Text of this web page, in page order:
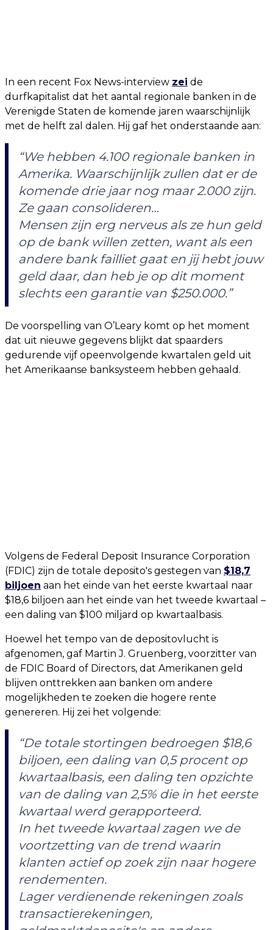
In een recent Fox News-interview zei de
durfkapitalist dat het aantal regionale banken in de
Verenigde Staten de komende jaren waarschijnlijk
met de helft zal dalen. Hij gaf het onderstaande aan:
“We hebben 4.100 regionale banken in
Amerika. Waarschijnlijk zullen dat er de
komende drie jaar nog maar 2.000 zijn.
Ze gaan consolideren…
Mensen zijn erg nerveus als ze hun geld
op de bank willen zetten, want als een
andere bank failliet gaat en jij hebt jouw
geld daar, dan heb je op dit moment
slechts een garantie van $250.000.”
De voorspelling van O’Leary komt op het moment
dat uit nieuwe gegevens blijkt dat spaarders
gedurende vijf opeenvolgende kwartalen geld uit
het Amerikaanse banksysteem hebben gehaald.
Volgens de Federal Deposit Insurance Corporation
(FDIC) zijn de totale deposito's gestegen van $18,7
biljoen aan het einde van het eerste kwartaal naar
$18,6 biljoen aan het einde van het tweede kwartaal –
een daling van $100 miljard op kwartaalbasis.
Hoewel het tempo van de depositovlucht is
afgenomen, gaf Martin J. Gruenberg, voorzitter van
de FDIC Board of Directors, dat Amerikanen geld
blijven onttrekken aan banken om andere
mogelijkheden te zoeken die hogere rente
genereren. Hij zei het volgende:
“De totale stortingen bedroegen $18,6
biljoen, een daling van 0,5 procent op
kwartaalbasis, een daling ten opzichte
van de daling van 2,5% die in het eerste
kwartaal werd gerapporteerd.
In het tweede kwartaal zagen we de
voortzetting van de trend waarin
klanten actief op zoek zijn naar hogere
rendementen.
Lager verdienende rekeningen zoals
transactierekeningen,